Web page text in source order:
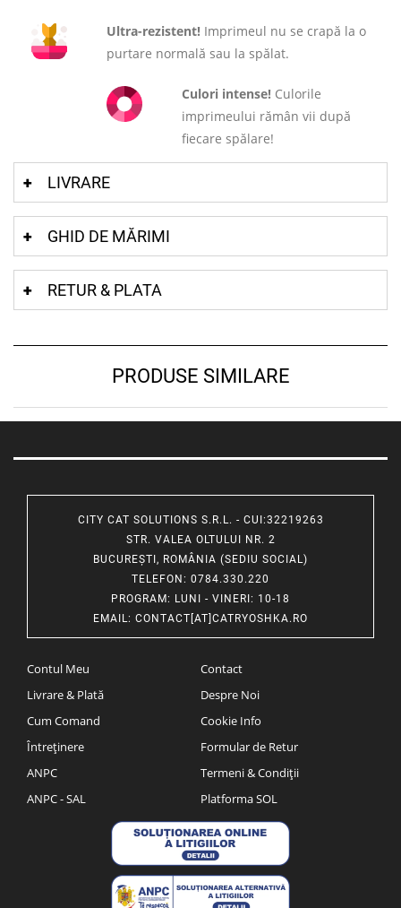
Ultra-rezistent! Imprimeul nu se crapă la o
purtare normală sau la spălat.
Culori intense! Culorile
imprimeului rămân vii după
fiecare spălare!
LIVRARE
GHID DE MĂRIMI
RETUR & PLATA
PRODUSE SIMILARE
CITY CAT SOLUTIONS S.R.L. - CUI:32219263
STR. VALEA OLTULUI NR. 2
BUCUREȘTI, ROMÂNIA (SEDIU SOCIAL)
TELEFON : 0784.330.220
PROGRAM: LUNI - VINERI: 10-18
EMAIL : CONTACT[AT]CATRYOSHKA.RO
Contul Meu
Livrare & Plată
Cum Comand
Întreținere
ANPC
ANPC - SAL
Contact
Despre Noi
Cookie Info
Formular de Retur
Termeni & Condiții
Platforma SOL